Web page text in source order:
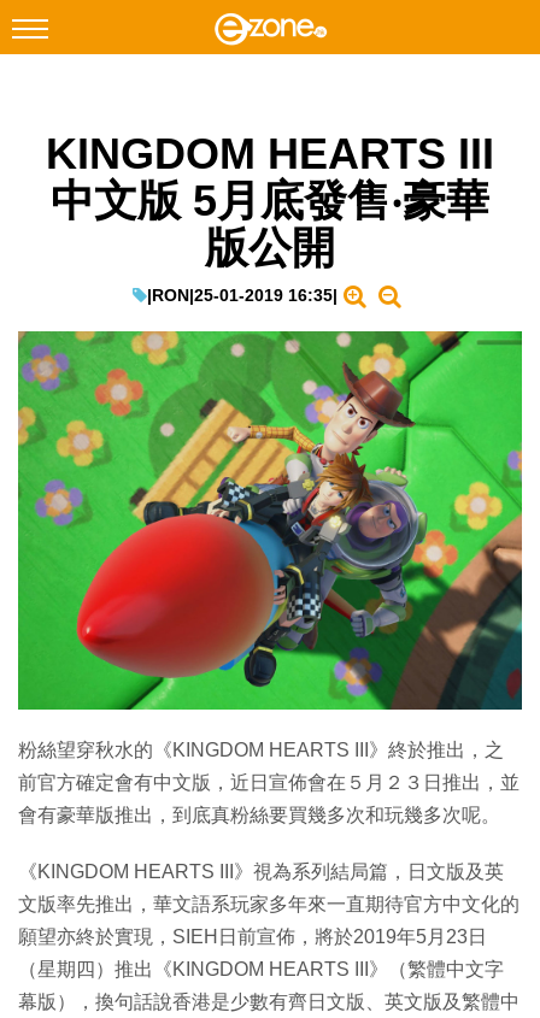
Facebook Instagram
科技焦點
教學評測
EduTech
IT Times
生成式AI與雲端應用
Enterprise Digital Transformation
KINGDOM HEARTS III
中文版 5月底發售‧豪華
版公開
|RON|25-01-2019 16:35|
粉絲望穿秋水的《KINGDOM HEARTS III》終於推出，之
前官方確定會有中文版，近日宣佈會在５月２３日推出，並
會有豪華版推出，到底真粉絲要買幾多次和玩幾多次呢。
《KINGDOM HEARTS III》視為系列結局篇，日文版及英
文版率先推出，華文語系玩家多年來一直期待官方中文化的
願望亦終於實現，SIEH日前宣佈，將於2019年5月23日
（星期四）推出《KINGDOM HEARTS III》（繁體中文字
幕版），換句話說香港是少數有齊日文版、英文版及繁體中